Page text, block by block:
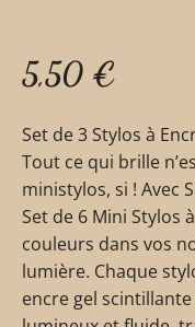
5,50 €
Set de 3 Stylos à
Tout ce qui brille
ministylos, si ! Avec
Set de 6 Mini Stylos
couleurs dans vos
lumière. Chaque
encre gel